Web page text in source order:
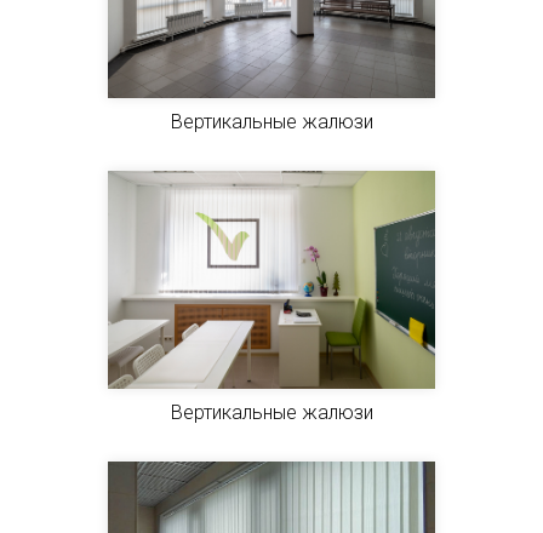
Вертикальные жалюзи
Вертикальные жалюзи